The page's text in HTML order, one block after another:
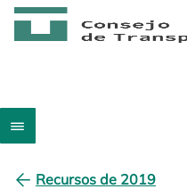
Recursos de 2019